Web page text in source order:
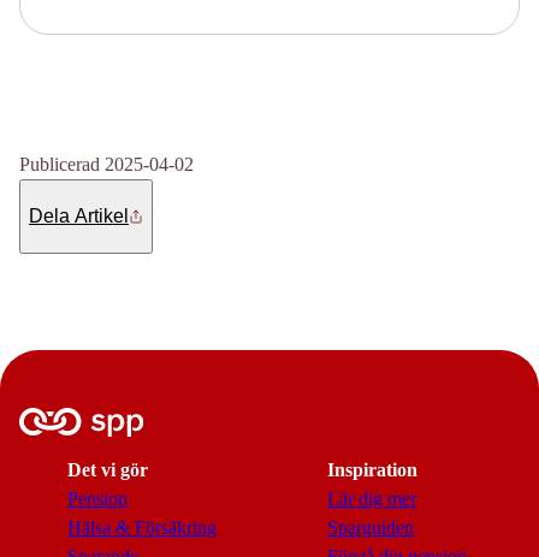
Publicerad 2025-04-02
Dela Artikel
Det vi gör
Pension
Hälsa & Försäkring
Inspiration
Lär dig mer
Sparguiden